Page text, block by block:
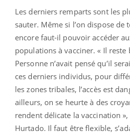
Les derniers remparts sont les
sauter. Même si l’on dispose de
encore faut-il pouvoir accéder
populations à vacciner. « Il reste
Personne n’avait pensé qu’il
ces derniers individus, pour
les zones tribales, l’accès est
ailleurs, on se heurte à des
rendent délicate la vaccination
Hurtado. Il faut être flexible,